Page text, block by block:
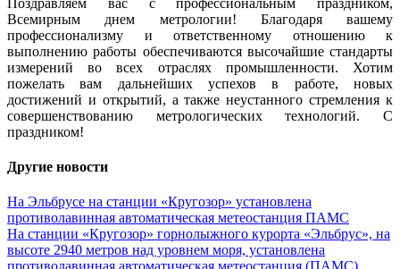
Всемирным днем метрологии! Благодаря вашему
профессионализму и ответственному отношению к
выполнению работы обеспечиваются высочайшие стандарты
измерений во всех отраслях промышленности. Хотим
пожелать вам дальнейших успехов в работе, новых
достижений и открытий, а также неустанного стремления к
совершенствованию метрологических технологий. С
праздником!
Другие новости
На Эльбрусе на станции «Кругозор» установлена
противолавинная автоматическая метеостанция ПАМС
На станции «Кругозор» горнолыжного курорта «Эльбрус», на
высоте 2940 метров над уровнем моря, установлена